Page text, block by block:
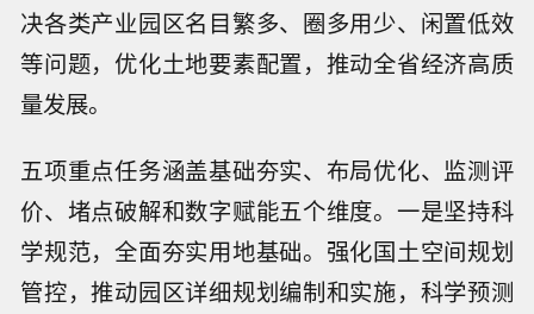
决各类产业园区名目繁多、圈多用少、闲置低效
等问题，优化土地要素配置，推动全省经济高质
量发展。
五项重点任务涵盖基础夯实、布局优化、监测评
价、堵点破解和数字赋能五个维度。一是坚持科
学规范，全面夯实用地基础。强化国土空间规划
管控，推动园区详细规划编制和实施，科学预测